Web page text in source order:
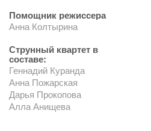
Помощник режиссера
Анна Колтырина
Струнный квартет в
составе:
Геннадий Куранда
Анна Пожарская
Дарья Прокопова
Алла Анищева